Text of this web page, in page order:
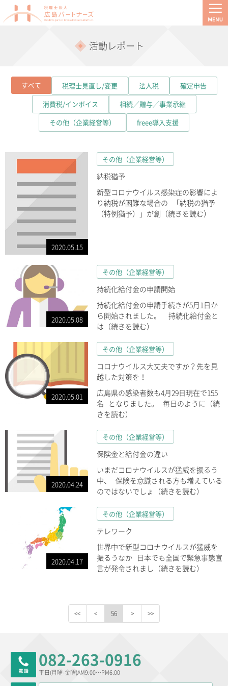
活動レポート
すべて 税理士見直し/変更 法人税
確定申告
消費税/インボイス
相続／贈与／事業承継
その他（企業経営等）
freee導入支援
2020.05.15
その他（企業経営等）
納税猶予
新型コロナウイルス感染症の影響によ
り納税が困難な場合の 「納税の猶予
（特例猶予）」が創（続きを読む）
2020.05.08
その他（企業経営等）
持続化給付金の申請開始
持続化給付金の申請手続きが5月1日か
ら開始されました。 持続化給付金と
は（続きを読む）
2020.05.01
その他（企業経営等）
コロナウイルス大丈夫ですか？先を見
越した対策を！
広島県の感染者数も4月29日現在で155
名 となりました。 毎日のように（続
きを読む）
2020.04.24
その他（企業経営等）
保険金と給付金の違い
いまだコロナウイルスが猛威を振るう
中、 保険を意識される方も増えている
のではないでしょ（続きを読む）
2020.04.17
その他（企業経営等）
テレワーク
世界中で新型コロナウイルスが猛威を
振るうなか 日本でも全国で緊急事態宣
言が発令されまし（続きを読む）
56
082-263-0916
平日(月曜-金曜)AM9:00～PM6:00